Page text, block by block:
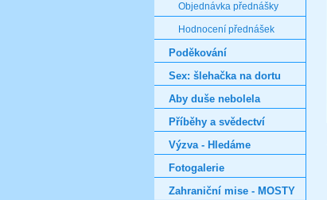
Objednávka přednášky
Hodnocení přednášek
Poděkování
Sex: šlehačka na dortu
Aby duše nebolela
Příběhy a svědectví
Výzva - Hledáme
Fotogalerie
Zahraniční mise - MOSTY